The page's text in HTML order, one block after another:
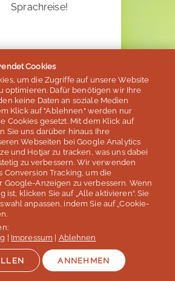
Sprachreise!
SIE UNS AN!
Dankeschön!
20€
Weiterempfehlung
Weiterempfehlung,
einer Reisebuchung
führt.
Cookies
um die Zugriffe auf unsere Website
optimieren. Dafür benötigen wir Ihre
keine Daten an soziale Medien
Klick auf "Ablehnen" werden nur
Cookies gesetzt. Mit dem Klick auf
Sie uns darüber hinaus Ihre
Webseiten bei Google Analytics
und Hotjar zu tracken, was uns dabei
zu verbessern. Wir verwenden
Conversion Tracking, um die
Google-Anzeigen zu verbessern. Wenn
ist, klicken Sie auf „Alle aktivieren“. Sie
anpassen, indem Sie auf „Cookie-
Impressum Ablehnen
ANNEHMEN